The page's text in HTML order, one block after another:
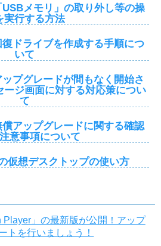
USBメモリ」の取り外し等の操
実行する方法
復ドライブを作成する手順につ
いて
プグレードが間もなく開始さ
ジ画面に対する対応策につい
て
償アップグレードに関する確認
意事項について
仮想デスクトップの使い方
Player」の最新版が公開！アップ
トを行いましょう！